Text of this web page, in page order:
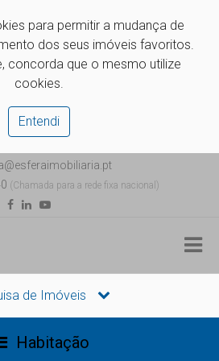
para permitir a mudança de
dos seus imóveis favoritos.
concorda que o mesmo utilize
cookies.
Entendi
(Chamada para a rede fixa nacional)
de Imóveis
Habitação